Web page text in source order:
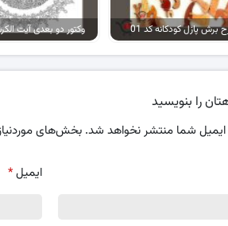
برش پازل کودکانه کد 01 وکتور دو بعدی آیت
را بنویسید
ایمیل شما منتشر نخواهد شد. بخش‌های
ایمیل*